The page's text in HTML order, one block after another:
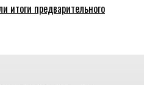
итоги предварительного